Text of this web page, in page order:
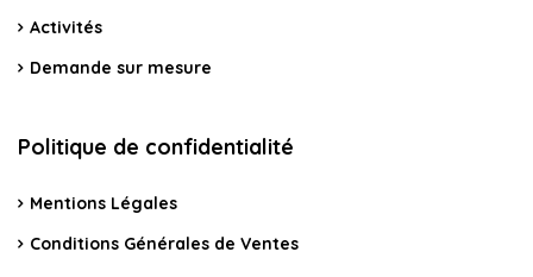
Activités
Demande sur mesure
Politique de confidentialité
Mentions Légales
Conditions Générales de Ventes